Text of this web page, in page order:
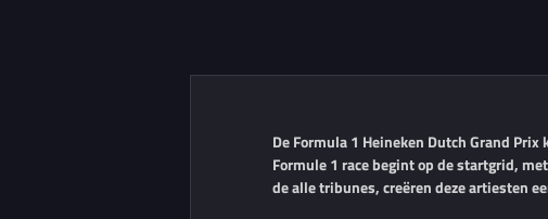
De Formula 1 Heineken Dutch Grand
Formule 1 race begint op de startgrid,
de alle tribunes, creëren deze artiesten